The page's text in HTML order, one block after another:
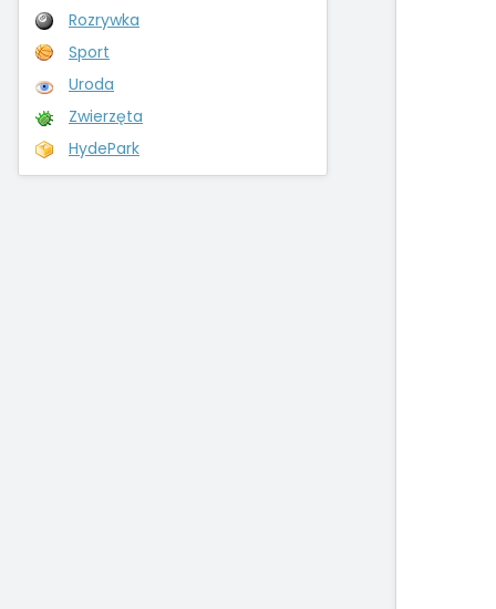
Rozrywka
Sport
Uroda
Zwierzęta
HydePark